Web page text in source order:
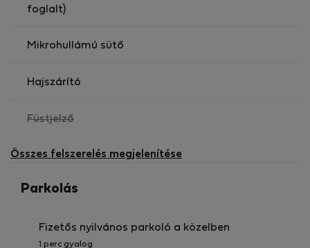
foglalt)
Mikrohullámú sütő
Hajszárító
Füstjelző,
elérhető
Összes felszerelés megjelenítése
Parkolás
Fizetős nyilvános parkoló a közelben
1 perc gyalog